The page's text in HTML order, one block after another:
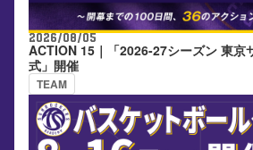
2026/08/05
ACTION 15｜「2026-27シーズン 東京
式」開催
TEAM